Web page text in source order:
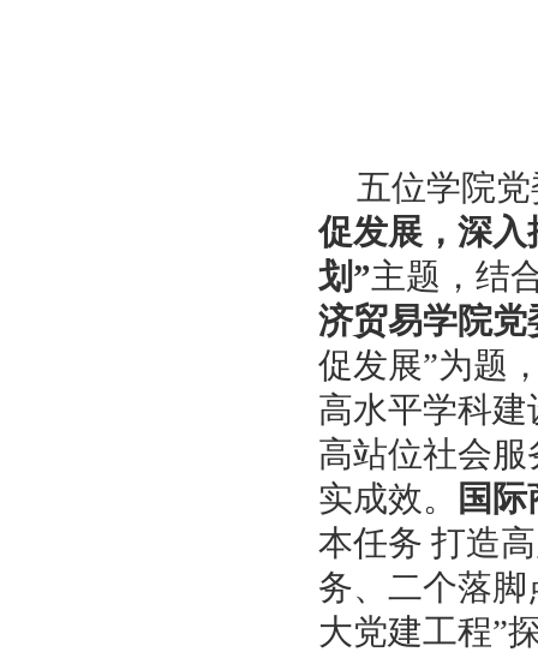
五位学院
促发展，深
划”主题，结
济贸易学院
促发展”为题
高水平学科
高站位社会
实成效。
国
本任务 打造
务、二个落
大党建工程”